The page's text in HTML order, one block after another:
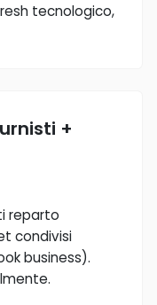
tecnologico,
+
reparto
condivisi
business).